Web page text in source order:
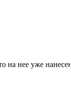
на нее уже